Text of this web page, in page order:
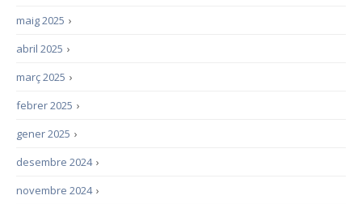
›
maig 2025
›
abril 2025
›
març 2025
›
febrer 2025
›
gener 2025
›
desembre 2024
›
novembre 2024